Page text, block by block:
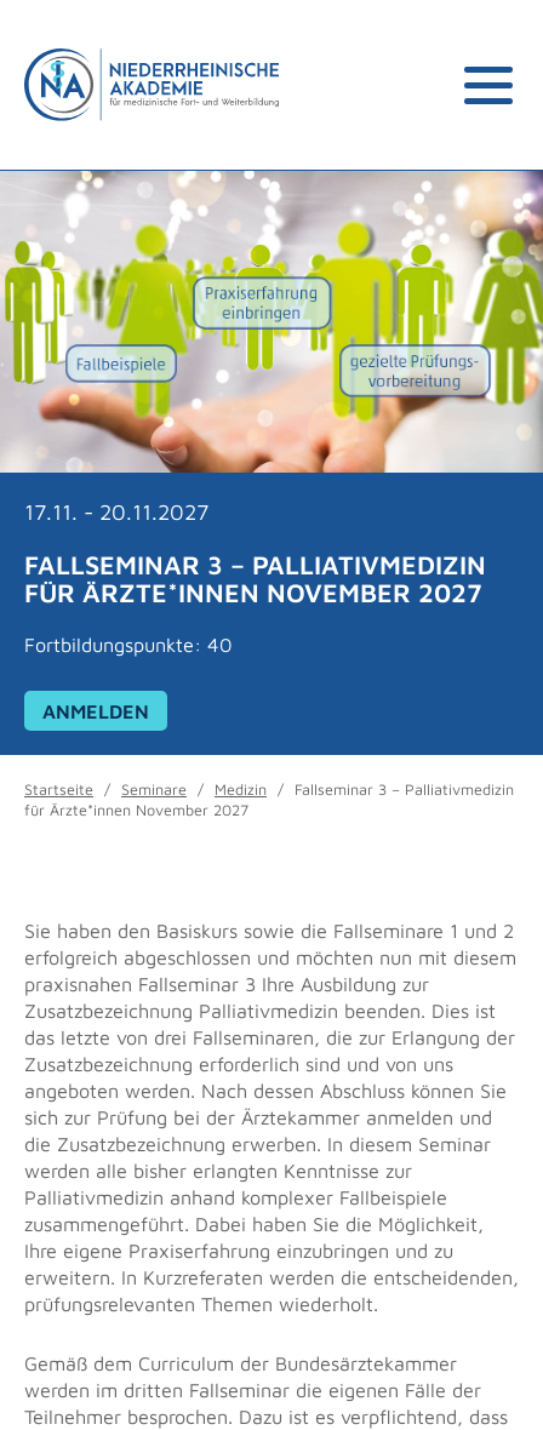
Mobile
17.11. - 20.11.2027
FALLSEMINAR 3 – PALLIATIVMEDIZIN
FÜR ÄRZTE*INNEN NOVEMBER 2027
Fortbildungspunkte: 40
ANMELDEN
Startseite / Seminare / Medizin /
Fallseminar 3 – Palliativmedizin
für Ärzte*innen November 2027
Sie haben den Basiskurs sowie die Fallseminare 1 und 2
erfolgreich abgeschlossen und möchten nun mit diesem
praxisnahen Fallseminar 3 Ihre Ausbildung zur
Zusatzbezeichnung Palliativmedizin beenden. Dies ist
das letzte von drei Fallseminaren, die zur Erlangung der
Zusatzbezeichnung erforderlich sind und von uns
angeboten werden. Nach dessen Abschluss können Sie
sich zur Prüfung bei der Ärztekammer anmelden und
die Zusatzbezeichnung erwerben. In diesem Seminar
werden alle bisher erlangten Kenntnisse zur
Palliativmedizin anhand komplexer Fallbeispiele
zusammengeführt. Dabei haben Sie die Möglichkeit,
Ihre eigene Praxiserfahrung einzubringen und zu
erweitern. In Kurzreferaten werden die entscheidenden,
prüfungsrelevanten Themen wiederholt.
Gemäß dem Curriculum der Bundesärztekammer
werden im dritten Fallseminar die eigenen Fälle der
Teilnehmer besprochen. Dazu ist es verpflichtend, dass